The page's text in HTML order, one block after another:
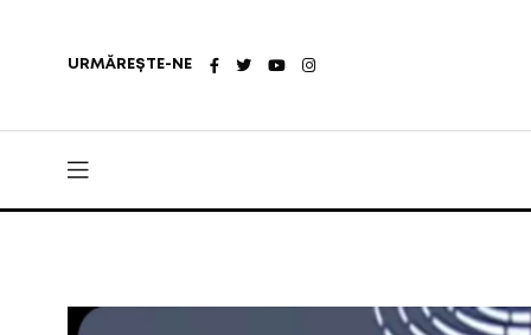
URMĂREȘTE-NE